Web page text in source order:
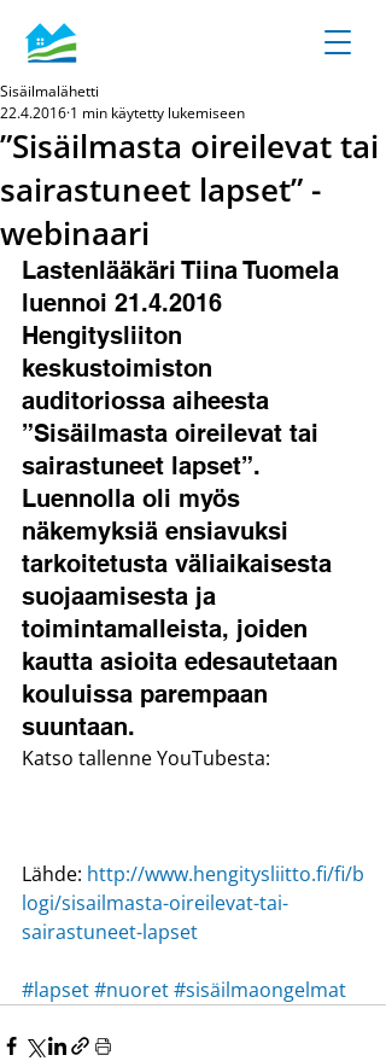
”Sisäilmasta oireilevat tai
sairastuneet lapset” -
webinaari
Sisäilmalähetti
22.4.2016 1 min käytetty lukemiseen
Lastenlääkäri Tiina Tuomela
luennoi 21.4.2016
Hengitysliiton
keskustoimiston
auditoriossa aiheesta
”Sisäilmasta oireilevat tai
sairastuneet lapset”.
Luennolla oli myös
näkemyksiä ensiavuksi
tarkoitetusta väliaikaisesta
suojaamisesta ja
toimintamalleista, joiden
kautta asioita edesautetaan
kouluissa parempaan
suuntaan.
Katso tallenne YouTubesta:
Lähde: http://www.hengitysliitto.fi/fi/b
logi/sisailmasta-oireilevat-tai-
sairastuneet-lapset
#lapset#nuoret#sisäilmaongelmat